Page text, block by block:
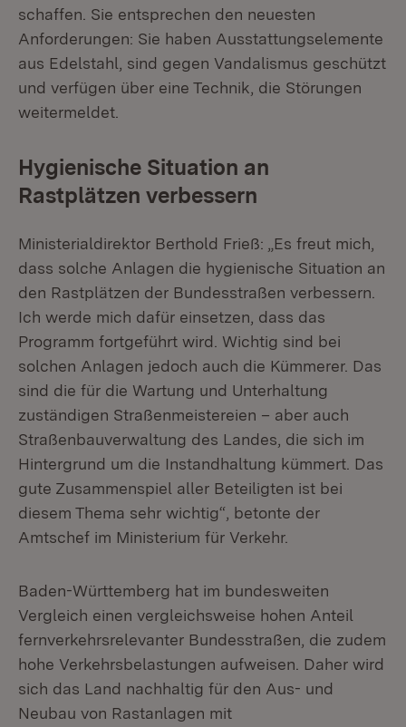
schaffen. Sie entsprechen den neuesten
Anforderungen: Sie haben Ausstattungselemente
aus Edelstahl, sind gegen Vandalismus geschützt
und verfügen über eine Technik, die Störungen
weitermeldet.
Hygienische Situation an
Rastplätzen verbessern
Ministerialdirektor Berthold Frieß: „Es freut mich,
dass solche Anlagen die hygienische Situation an
den Rastplätzen der Bundesstraßen verbessern.
Ich werde mich dafür einsetzen, dass das
Programm fortgeführt wird. Wichtig sind bei
solchen Anlagen jedoch auch die Kümmerer. Das
sind die für die Wartung und Unterhaltung
zuständigen Straßenmeistereien – aber auch
Straßenbauverwaltung des Landes, die sich im
Hintergrund um die Instandhaltung kümmert. Das
gute Zusammenspiel aller Beteiligten ist bei
diesem Thema sehr wichtig“, betonte der
Amtschef im Ministerium für Verkehr.
Baden-Württemberg hat im bundesweiten
Vergleich einen vergleichsweise hohen Anteil
fernverkehrsrelevanter Bundesstraßen, die zudem
hohe Verkehrsbelastungen aufweisen. Daher wird
sich das Land nachhaltig für den Aus- und
Neubau von Rastanlagen mit